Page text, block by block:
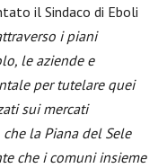
il Sindaco di Eboli
i piani
le aziende e
per tutelare quei
sui mercati
la Piana del Sele
che i comuni insieme